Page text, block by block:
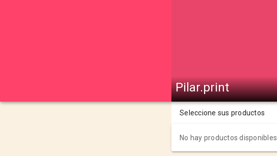
Pilar.print
Seleccione sus productos
No hay productos disponibles